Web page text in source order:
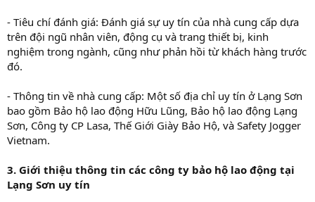
- Tiêu chí đánh giá: Đánh giá sự uy tín của nhà cung cấp dựa
trên đội ngũ nhân viên, động cụ và trang thiết bị, kinh
nghiệm trong ngành, cũng như phản hồi từ khách hàng trước
đó.
- Thông tin về nhà cung cấp: Một số địa chỉ uy tín ở Lạng Sơn
bao gồm Bảo hộ lao động Hữu Lũng, Bảo hộ lao động Lạng
Sơn, Công ty CP Lasa, Thế Giới Giày Bảo Hộ, và Safety Jogger
Vietnam.
3. Giới thiệu thông tin các công ty bảo hộ lao động tại
Lạng Sơn uy tín